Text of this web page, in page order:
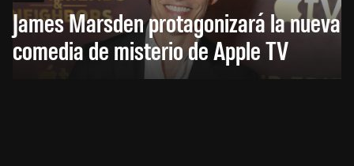
James Marsden protagonizará la nueva
comedia de misterio de Apple TV